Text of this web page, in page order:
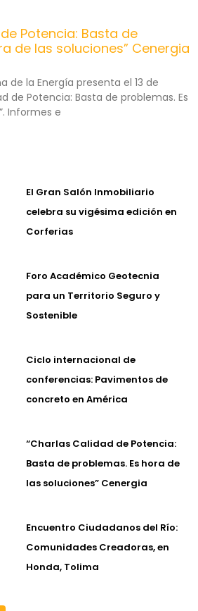
Potencia: Basta de
de las soluciones” Cenergia
de la Energía presenta el 13 de
de Potencia: Basta de problemas. Es
Informes e
El Gran Salón Inmobiliario
celebra su vigésima edición en
Corferias
Foro Académico Geotecnia
para un Territorio Seguro y
Sostenible
Ciclo internacional de
conferencias: Pavimentos de
concreto en América
“Charlas Calidad de Potencia:
Basta de problemas. Es hora de
las soluciones” Cenergia
Encuentro Ciudadanos del Río:
Comunidades Creadoras, en
Honda, Tolima